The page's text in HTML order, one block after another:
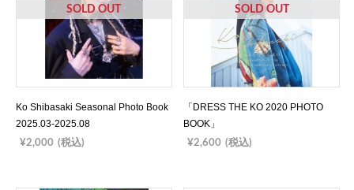
SOLD OUT
Ko Shibasaki Seasonal Photo Book
2025.03-2025.08
¥2,000 (税込)
SOLD OUT
「DRESS THE KO 2020 PHOTO
BOOK」
¥2,600 (税込)